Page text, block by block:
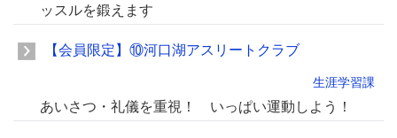
ッスルを鍛えます
【会員限定】⑩河口湖アスリートクラブ
生涯学習課
あいさつ・礼儀を重視！ いっぱい運動しよう！